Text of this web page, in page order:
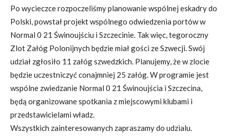
Po wycieczce rozpoczeliśmy planowanie wspólnej eskadry do
Polski, powstał projekt wspólnego odwiedzenia portów w
Normal 0 21 Świnoujściu i Szczecinie. Tak więc, tegoroczny
Zlot Załóg Polonijnych będzie miał gości ze Szwecji. Swój
udział zgłosiło 11 załóg szwedzkich. Planujemy, że w zlocie
będzie uczestniczyć conajmniej 25 załóg. W programie jest
wspólne zwiedzanie Normal 0 21 Świnoujścia i Szczecina,
będą organizowane spotkania z miejscowymi klubami i
przedstawicielami władz.
Wszystkich zainteresowanych zapraszamy do udzialu.